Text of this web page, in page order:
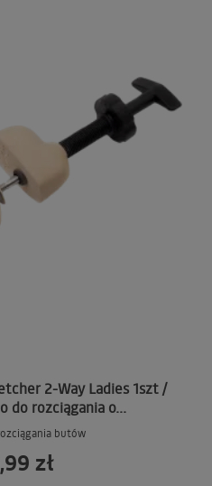
2-Way Ladies 1szt /
do rozciągania o...
butów
zł